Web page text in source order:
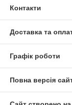
Контакти
Доставка та
Графік роботи
Повна версія